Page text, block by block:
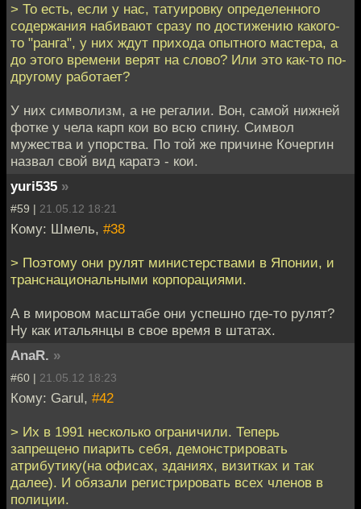
> То есть, если у нас, татуировку определенного
содержания набивают сразу по достижению какого-
то "ранга", у них ждут прихода опытного мастера, а
до этого времени верят на слово? Или это как-то по-
другому работает?
У них символизм, а не регалии. Вон, самой нижней
фотке у чела карп кои во всю спину. Символ
мужества и упорства. По той же причине Кочергин
назвал свой вид каратэ - кои.
yuri535 »
#59 | 21.05.12 18:21
Кому: Шмель, #38
> Поэтому они рулят министерствами в Японии, и
транснациональными корпорациями.
А в мировом масштабе они успешно где-то рулят?
Ну как итальянцы в свое время в штатах.
AnaR. »
#60 | 21.05.12 18:23
Кому: Garul, #42
> Их в 1991 несколько ограничили. Теперь
запрещено пиарить себя, демонстрировать
атрибутику(на офисах, зданиях, визитках и так
далее). И обязали регистрировать всех членов в
полиции.